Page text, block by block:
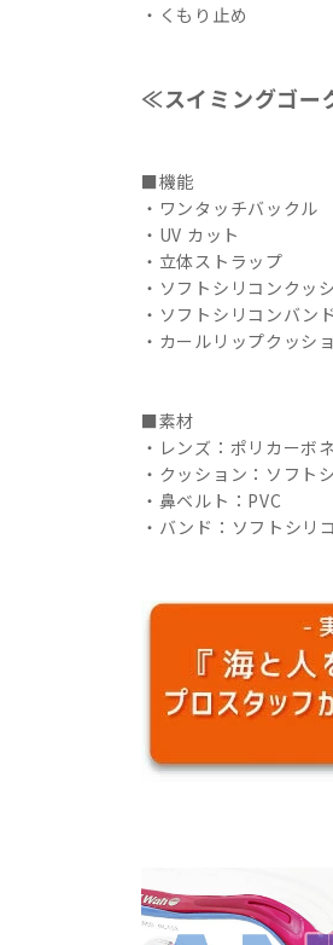
・くもり止め
≪スイミングゴ
■機能
・ワンタッチバックル
・UV カット
・立体ストラップ
・ソフトシリコンクッ
・ソフトシリコンバンド
・カールリップクッシ
■素材
・レンズ：ポリカーボ
・クッション：ソフト
・鼻ベルト：PVC
・バンド：ソフトシリ